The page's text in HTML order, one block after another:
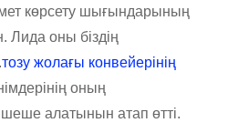
көрсету шығындарының
Лида оны біздің
тозу жолағы конвейерінің
оның
алатынын атап өтті.